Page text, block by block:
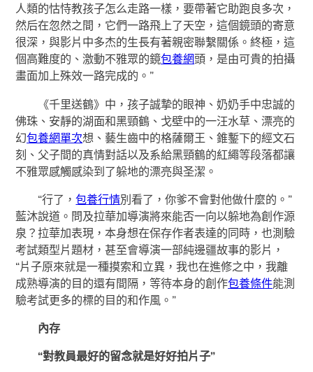
人類的怙恃教孩子怎么走路一樣，要帶著它助跑良多次，
然后在忽然之間，它們一路飛上了天空，這個鏡頭的寄意
很深，與影片中多杰的生長有著親密聯繫關係。終極，這
個高難度的、激動不雅眾的鏡包養網頭，是由可貴的拍攝
畫面加上殊效一路完成的。”
《千里送鶴》中，孩子誠摯的眼神、奶奶手中忠誠的
佛珠、安靜的湖面和黑頸鶴、戈壁中的一汪水草、漂亮的
幻包養網單次想、藝生齒中的格薩爾王、錐鏨下的經文石
刻、父子間的真情對話以及系給黑頸鶴的紅繩等段落都讓
不雅眾感觸感染到了躲地的漂亮與圣潔。
“行了，包養行情別看了，你爹不會對他做什麼的。”
藍沐說道。問及拉華加導演將來能否一向以躲地為創作源
泉？拉華加表現，本身想在保存作者表達的同時，也測驗
考試類型片題材，甚至會導演一部純邊疆故事的影片，
“片子原來就是一種摸索和立異，我也在進修之中，我離
成熟導演的目的還有間隔，等待本身的創作包養條件能測
驗考試更多的標的目的和作風。”
內存
“對教員最好的留念就是好好拍片子”